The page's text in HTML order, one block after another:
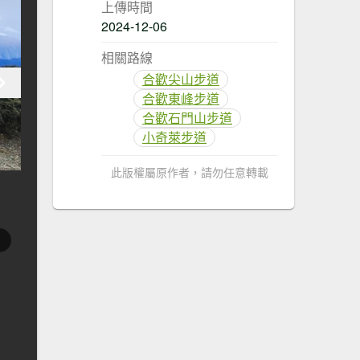
上傳時間
2024-12-06
相關路線
合歡尖山步道
合歡東峰步道
合歡石門山步道
小奇萊步道
此版權屬原作者，請勿任意轉載